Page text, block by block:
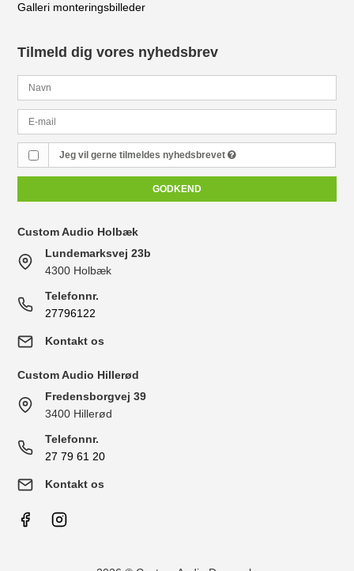
Galleri monteringsbilleder
Tilmeld dig vores nyhedsbrev
Jeg vil gerne tilmeldes nyhedsbrevet
GODKEND
Custom Audio Holbæk
Lundemarksvej 23b
4300 Holbæk
Telefonnr.
27796122
Kontakt os
Custom Audio Hillerød
Fredensborgvej 39
3400 Hillerød
Telefonnr.
27 79 61 20
Kontakt os